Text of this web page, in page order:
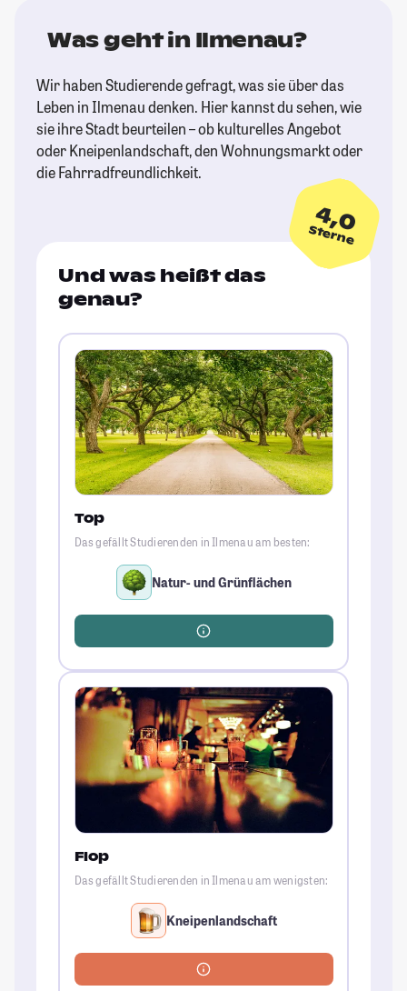
Was geht in Ilmenau?
Wir haben Studierende gefragt, was sie über das
Leben in Ilmenau denken. Hier kannst du sehen, wie
sie ihre Stadt beurteilen – ob kulturelles Angebot
oder Kneipenlandschaft, den Wohnungsmarkt oder
die Fahrradfreundlichkeit.
4,0
Sterne
Und was heißt das
genau?
Top
Das gefällt Studierenden in Ilmenau am besten:
Natur- und Grünflächen
Flop
Das gefällt Studierenden in Ilmenau am wenigsten:
Kneipenlandschaft